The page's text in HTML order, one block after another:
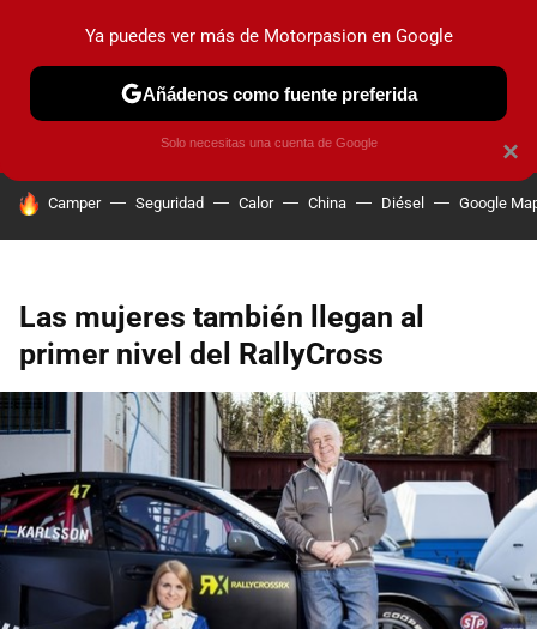
PRUEBAS COCHES ELÉCTRICOS OBSERVATORIO
HOY SE HABLA DE
Camper Seguridad Calor China Diésel Google
Las mujeres también llegan al
primer nivel del RallyCross
×
Ya puedes ver más de Motorpasion en Google
Añádenos como fuente preferida
Solo necesitas una cuenta de Google